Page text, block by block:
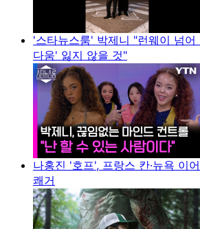
'스타뉴스룸' 박제니 "런웨이 넘어
다움' 잃지 않을 것"
나홍진 '호프', 프랑스 칸·뉴욕 이
쾌거